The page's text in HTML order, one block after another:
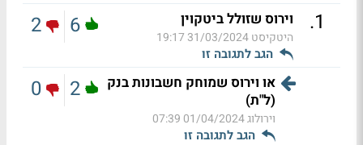
1
. וירוס שזולל ביטקוין
היטקיסט31/03/2024 19:17
הגב לתגובה זו
6
2
או וירוס שמוחק חשבונות בנק
(ל"ת)
וירולוג01/04/2024 07:39
הגב לתגובה זו
2
0